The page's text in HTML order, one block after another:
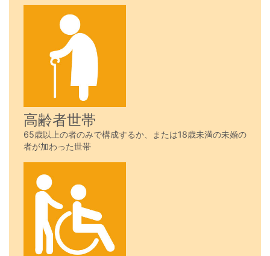
高齢者世帯
65歳以上の者のみで構成するか、または18歳未満の未婚の
者が加わった世帯